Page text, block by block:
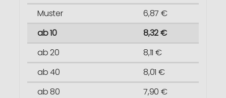
Muster
6,87 €
ab 10
8,32 €
ab 20
8,11 €
ab 40
8,01 €
ab 80
7,90 €